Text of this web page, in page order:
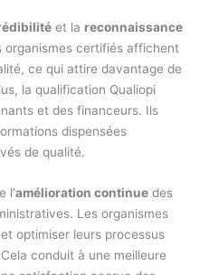
et la reconnaissance
organismes certifiés affichent
ce qui attire davantage de
la qualification Qualiopi
et des financeurs. Ils
dispensées
de qualité.
l’amélioration continue des
Les organismes
optimiser leurs processus
conduit à une meilleure